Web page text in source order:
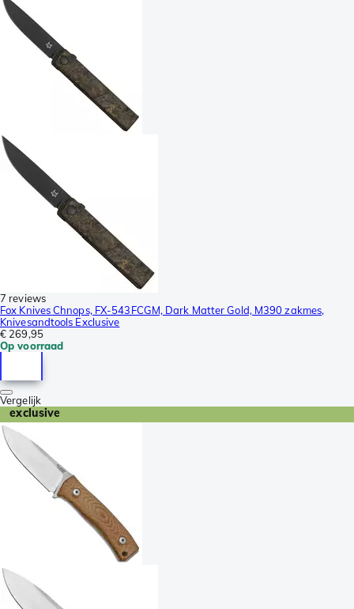
7 reviews
Fox Knives Chnops, FX-543FCGM, Dark Matter Gold, M390 zakmes,
Knivesandtools Exclusive
€ 269,95
Op voorraad
Vergelijk
exclusive